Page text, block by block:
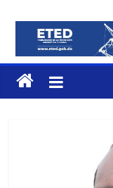
MESCyT y
reclusos
MESCyT presenta
Educación